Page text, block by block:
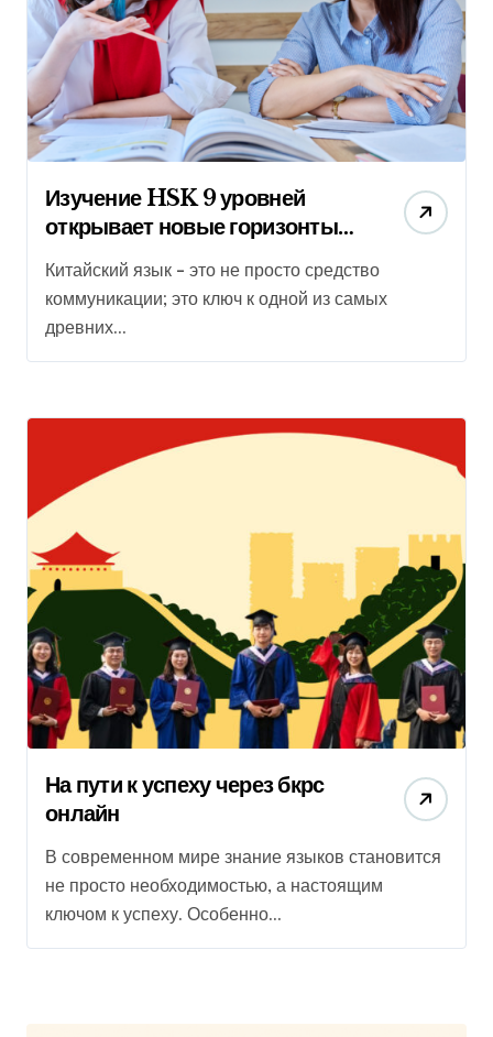
Изучение HSK 9 уровней
открывает новые горизонты
студентов в Китае
Китайский язык – это не просто средство
коммуникации; это ключ к одной из самых
древних...
На пути к успеху через бкрс
онлайн
В современном мире знание языков становится
не просто необходимостью, а настоящим
ключом к успеху. Особенно...